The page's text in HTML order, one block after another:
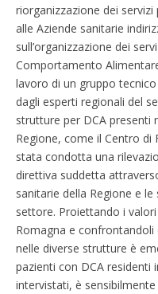
riorganizzazione dei
alle Aziende sanitarie
sull’organizzazione dei
Comportamento
lavoro di un gruppo
dagli esperti regionali del
strutture per DCA presenti
Regione, come il Centro di
stata condotta una
direttiva suddetta
sanitarie della Regione e
settore. Proiettando i valori
Romagna e
nelle diverse strutture è
pazienti con DCA residenti
intervistati, è